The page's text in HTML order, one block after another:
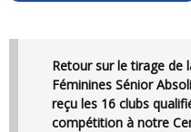
Retour sur le tirage de la Coupe des Pays de la Loire
Féminines Sénior
reçu les 16 clubs
compétition à notre